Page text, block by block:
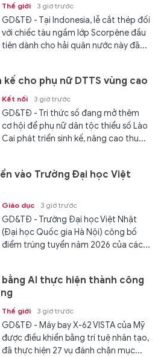
Thế giới 3 giờ trước
GD&TĐ - Tại Indonesia, lễ cắt thép đối
với chiếc tàu ngầm lớp Scorpène đầu
tiên dành cho hải quân nước này đã...
cho phụ nữ DTTS vùng cao
Kết nối 3 giờ trước
GD&TĐ - Tri thức số đang mở thêm
cơ hội để phụ nữ dân tộc thiểu số Lào
Cai phát triển sinh kế, nâng cao thu...
vào Trường Đại học Việt
Giáo dục 3 giờ trước
GD&TĐ - Trường Đại học Việt Nhật
(Đại học Quốc gia Hà Nội) công bố
điểm trúng tuyển năm 2026 của các...
bằng AI thực hiện thành công
Thế giới 3 giờ trước
GD&TĐ - Máy bay X-62 VISTA của Mỹ
được điều khiển bằng trí tuệ nhân tạo,
đã thực hiện 27 vụ đánh chặn mục...